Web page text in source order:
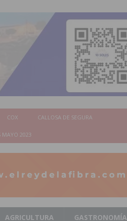
COX CALLOSA DE SEGURA
MAYO 2023
AGRICULTURA GASTRONOMÍA